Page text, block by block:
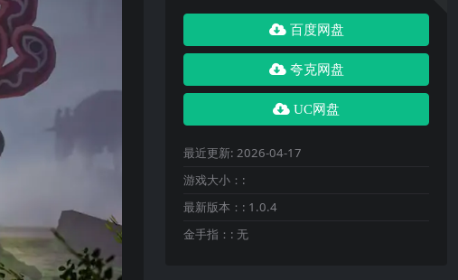
百度网盘
夸克网盘
UC网盘
最近更新: 2026-04-17
游戏大小：:
最新版本：: 1.0.4
金手指：: 无